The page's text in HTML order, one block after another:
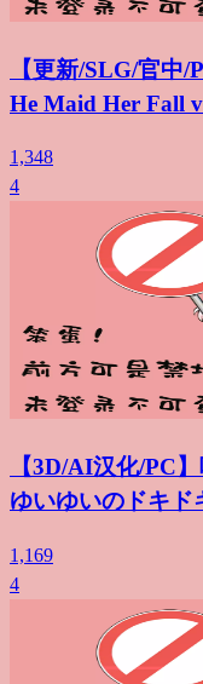
【更新/SLG/官中
He Maid Her Fall
1,348
4
【3D/AI汉化/PC
ゆいゆいのドキ
1,169
4